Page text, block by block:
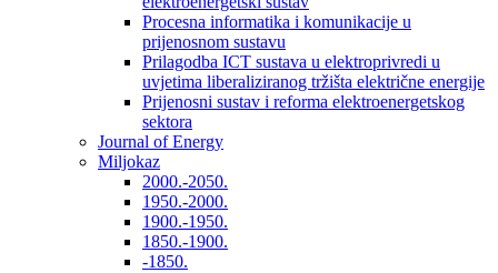
Procesna informatika i komunikacije u
prijenosnom sustavu
Prilagodba ICT sustava u elektroprivredi u
uvjetima liberaliziranog tržišta električne energije
Prijenosni sustav i reforma elektroenergetskog
sektora
Journal of Energy
Miljokaz
2000.-2050.
1950.-2000.
1900.-1950.
1850.-1900.
-1850.